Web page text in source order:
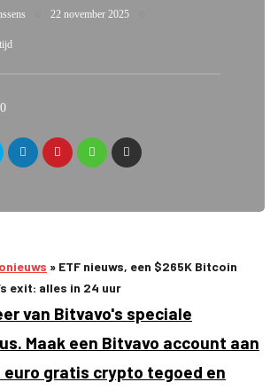
22 november 2025
0
» ETF nieuws, een $265K Bitcoin
exit: alles in 24 uur
van Bitvavo's speciale
Maak een Bitvavo account aan
euro gratis crypto tegoed en